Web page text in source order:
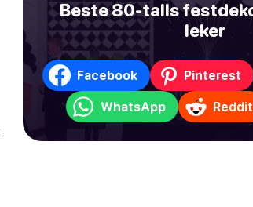
Beste 80-talls
leker
Facebook Pinterest
WhatsApp Reddit